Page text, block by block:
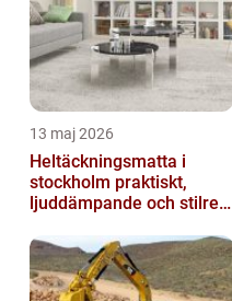
13 maj 2026
Heltäckningsmatta i
stockholm praktiskt,
ljuddämpande och stilrent